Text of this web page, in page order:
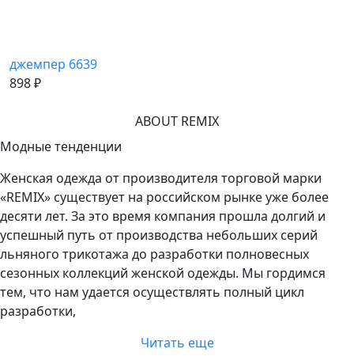
джемпер 6639
898 ₽
ABOUT REMIX
Модные тенденции
Женская одежда от производителя торговой марки
«REMIX» существует на российском рынке уже более
десяти лет. За это время компания прошла долгий и
успешный путь от производства небольших серий
льняного трикотажа до разработки полновесных
сезонных коллекций женской одежды. Мы гордимся
тем, что нам удается осуществлять полный цикл
разработки,
Читать еще